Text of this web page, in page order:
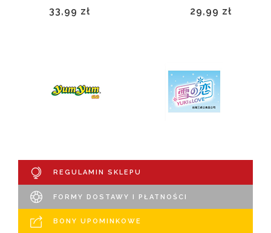
33,99 zł
29,99 zł
REGULAMIN SKLEPU
FORMY DOSTAWY I PŁATNOŚCI
BONY UPOMINKOWE